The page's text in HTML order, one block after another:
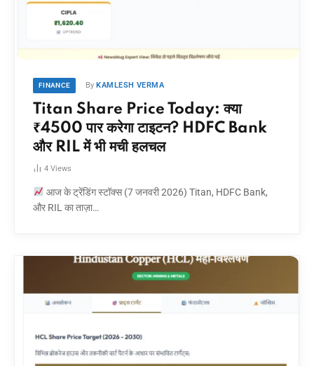
FINANCE By KAMLESH VERMA
Titan Share Price Today: क्या
₹4500 पार करेगा टाइटन? HDFC Bank
और RIL में भी मची हलचल
4 Views
आज के ट्रेंडिंग स्टॉक्स (7 जनवरी 2026) Titan, HDFC Bank,
और RIL का ताज़ा…